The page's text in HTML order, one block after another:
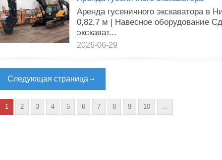
Аренда гусеничного экскаватора в
0,82,7 м | Навесное оборудование
экскават...
2026-06-29
Следующая страница
1 2 3 4 5 6 7 8 9 10 ...